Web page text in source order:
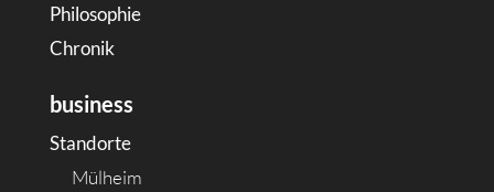
Philosophie
Chronik
business
Standorte
Mülheim